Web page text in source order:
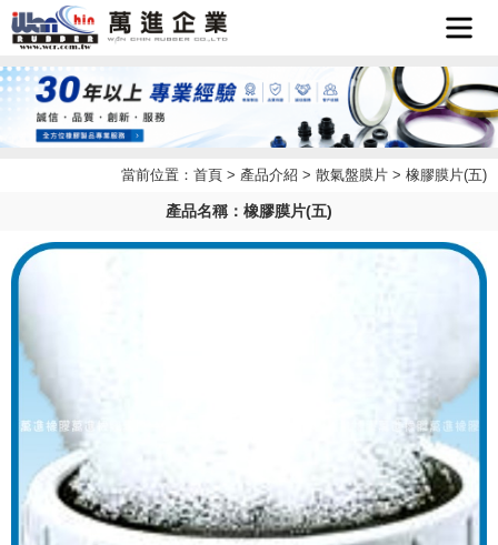
首頁
企業簡
介
最新消
息
產品介
LINE
客服
當前位置： 首頁 > 產品介紹 > 散氣盤膜片 > 橡膠膜片(五)
產品名稱：橡膠膜片(五)